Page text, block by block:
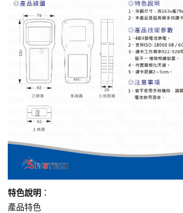
電動遮陽簾系列
監控系統系列
影視對講整合系統系列
數位看板系列
特色說明 ：
產品特色